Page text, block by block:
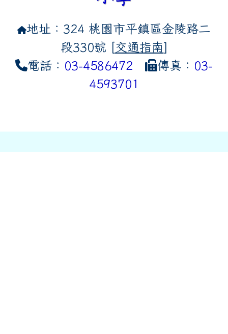
地址：324 桃園市平鎮區金陵路二
段330號 [交通指南]
電話： 03-4586472 傳真： 03-
4593701